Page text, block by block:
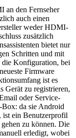
an den Fernseher
auch einen
weder HDMI-
zusätzlich
bietet nur
Schritten und mit
die Konfiguration, bei
Firmware
ist es
Gerät zu registrieren,
oder Service-
da sie Android
ist ein Benutzerprofil
zu können. Die
erledigt, wobei